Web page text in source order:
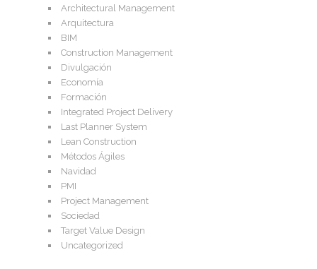
Architectural Management
Arquitectura
BIM
Construction Management
Divulgación
Economía
Formación
Integrated Project Delivery
Last Planner System
Lean Construction
Métodos Ágiles
Navidad
PMI
Project Management
Sociedad
Target Value Design
Uncategorized